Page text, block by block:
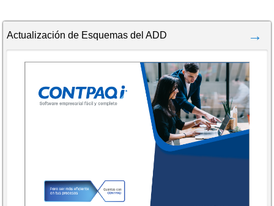
Actualización de Esquemas del ADD